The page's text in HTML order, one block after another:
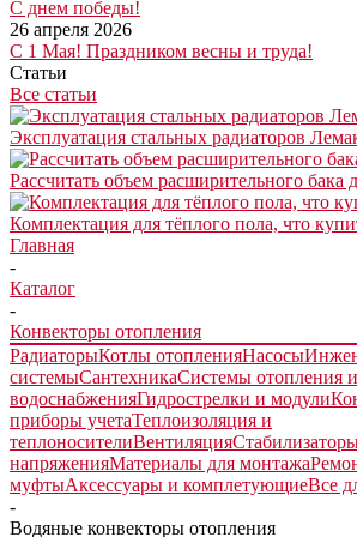
С днем победы!
26 апреля 2026
С 1 Мая! Праздником весны и труда!
Статьи
Все статьи
Эксплуатация стальных радиаторов
Рассчитать объем расширительного бака
Комплектация для тёплого пола, что
Главная
-
Каталог
-
Конвекторы отопления
РадиаторыКотлы отопленияНасосы
системыСантехникаСистемы отопления и
водоснабженияГидрострелки и модули
приборы учетаТеплоизоляция и
теплоносителиВентиляция
напряженияМатериалы для монтажа
муфтыАксессуары и комплетующиеВсе
-
Водяные конвекторы отопления